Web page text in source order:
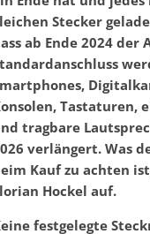
Stecker
ab Ende 2024 der
Tastaturen,
tragbare
verlängert. Was
Kauf zu achten
Hockel auf.
festgelegte